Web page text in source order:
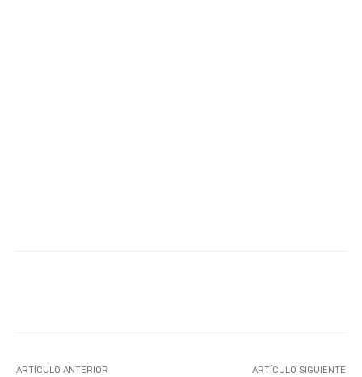
ARTÍCULO ANTERIOR ARTÍCULO SIGUIENTE